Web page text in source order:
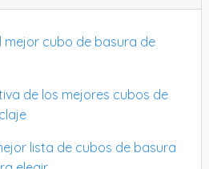
mejor cubo de basura de
de los mejores cubos de
lista de cubos de basura